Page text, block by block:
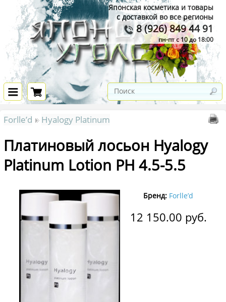
Японская косметика и товары
с доставкой во все регионы
8 (926) 849 44 91
пн-пт с 10 до 18:00
Forlle’d Hyalogy Platinum
Платиновый лосьон Hyalogy
Platinum Lotion РН 4.5-5.5
Бренд: Forlle’d
12 150.00 руб.